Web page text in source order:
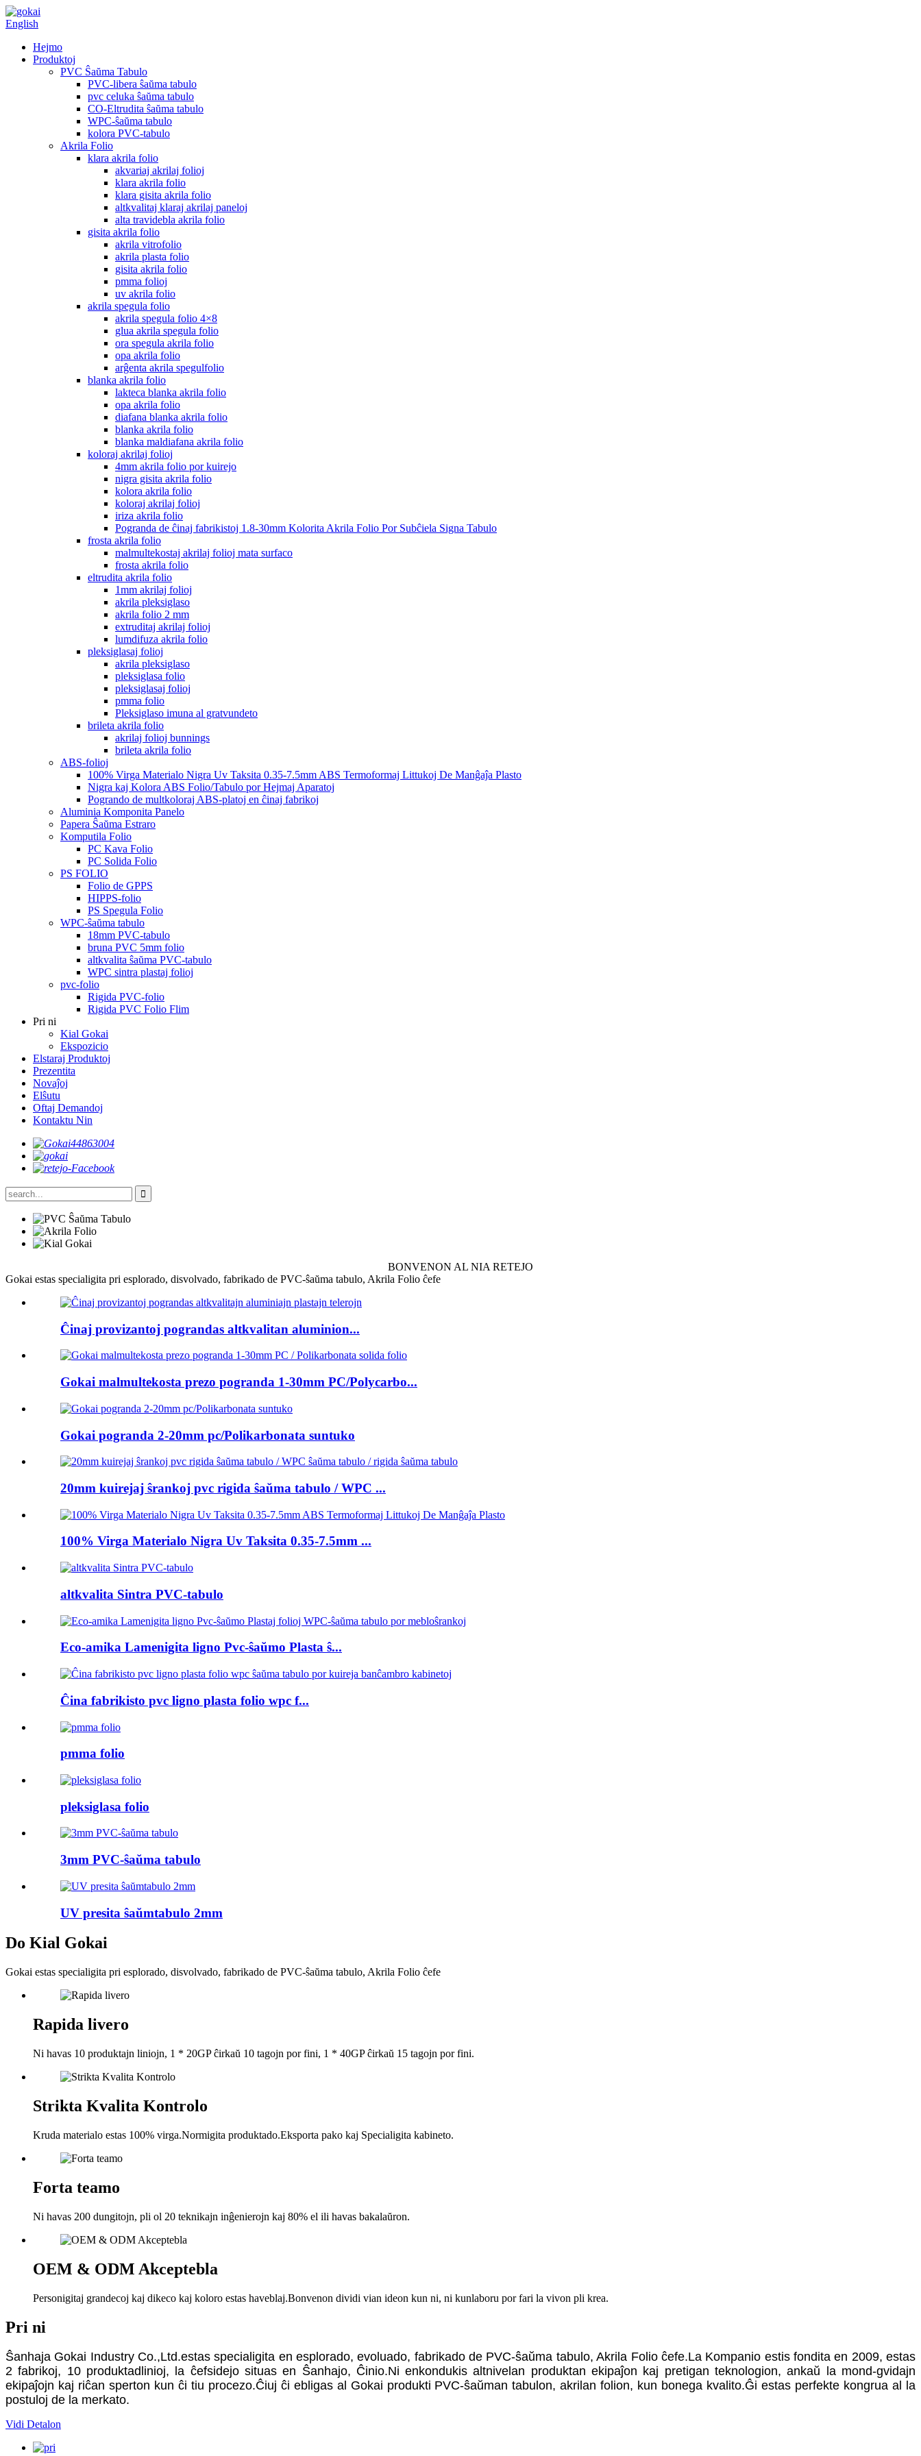
English
Hejmo
Produktoj
PVC Ŝaŭma Tabulo
PVC-libera ŝaŭma tabulo
pvc celuka ŝaŭma tabulo
CO-Eltrudita ŝaŭma tabulo
WPC-ŝaŭma tabulo
kolora PVC-tabulo
Akrila Folio
klara akrila folio
akvariaj akrilaj folioj
klara akrila folio
klara gisita akrila folio
altkvalitaj klaraj akrilaj paneloj
alta travidebla akrila folio
gisita akrila folio
akrila vitrofolio
akrila plasta folio
gisita akrila folio
pmma folioj
uv akrila folio
akrila spegula folio
akrila spegula folio 4×8
glua akrila spegula folio
ora spegula akrila folio
opa akrila folio
arĝenta akrila spegulfolio
blanka akrila folio
lakteca blanka akrila folio
opa akrila folio
diafana blanka akrila folio
blanka akrila folio
blanka maldiafana akrila folio
koloraj akrilaj folioj
4mm akrila folio por kuirejo
nigra gisita akrila folio
kolora akrila folio
koloraj akrilaj folioj
iriza akrila folio
Pogranda de ĉinaj fabrikistoj 1.8-30mm Kolorita Akrila Folio Por Subĉiela Signa Tabulo
frosta akrila folio
malmultekostaj akrilaj folioj mata surfaco
frosta akrila folio
eltrudita akrila folio
1mm akrilaj folioj
akrila pleksiglaso
akrila folio 2 mm
extruditaj akrilaj folioj
lumdifuza akrila folio
pleksiglasaj folioj
akrila pleksiglaso
pleksiglasa folio
pleksiglasaj folioj
pmma folio
Pleksiglaso imuna al gratvundeto
brileta akrila folio
akrilaj folioj bunnings
brileta akrila folio
ABS-folioj
100% Virga Materialo Nigra Uv Taksita 0.35-7.5mm ABS Termoformaj Littukoj De Manĝaĵa Plasto
Nigra kaj Kolora ABS Folio/Tabulo por Hejmaj Aparatoj
Pogrando de multkoloraj ABS-platoj en ĉinaj fabrikoj
Aluminia Komponita Panelo
Papera Ŝaŭma Estraro
Komputila Folio
PC Kava Folio
PC Solida Folio
PS FOLIO
Folio de GPPS
HIPPS-folio
PS Spegula Folio
WPC-ŝaŭma tabulo
18mm PVC-tabulo
bruna PVC 5mm folio
altkvalita ŝaŭma PVC-tabulo
WPC sintra plastaj folioj
pvc-folio
Rigida PVC-folio
Rigida PVC Folio Flim
Pri ni
Kial Gokai
Ekspozicio
Elstaraj Produktoj
Prezentita
Novaĵoj
Elŝutu
Oftaj Demandoj
Kontaktu Nin
BONVENON AL NIA RETEJO
Gokai estas specialigita pri esplorado, disvolvado, fabrikado de PVC-ŝaŭma tabulo, Akrila Folio ĉefe
Ĉinaj provizantoj pograndas altkvalitan aluminion...
Gokai malmultekosta prezo pogranda 1-30mm PC/Polycarbo...
Gokai pogranda 2-20mm pc/Polikarbonata suntuko
20mm kuirejaj ŝrankoj pvc rigida ŝaŭma tabulo / WPC ...
100% Virga Materialo Nigra Uv Taksita 0.35-7.5mm ...
altkvalita Sintra PVC-tabulo
Eco-amika Lamenigita ligno Pvc-ŝaŭmo Plasta ŝ...
Ĉina fabrikisto pvc ligno plasta folio wpc f...
pmma folio
pleksiglasa folio
3mm PVC-ŝaŭma tabulo
UV presita ŝaŭmtabulo 2mm
Do Kial Gokai
Gokai estas specialigita pri esplorado, disvolvado, fabrikado de PVC-ŝaŭma tabulo, Akrila Folio ĉefe
Rapida livero
Ni havas 10 produktajn liniojn, 1 * 20GP ĉirkaŭ 10 tagojn por fini, 1 * 40GP ĉirkaŭ 15 tagojn por fini.
Strikta Kvalita Kontrolo
Kruda materialo estas 100% virga.Normigita produktado.Eksporta pako kaj Specialigita kabineto.
Forta teamo
Ni havas 200 dungitojn, pli ol 20 teknikajn inĝenierojn kaj 80% el ili havas bakalaŭron.
OEM & ODM Akceptebla
Personigitaj grandecoj kaj dikeco kaj koloro estas haveblaj.Bonvenon dividi vian ideon kun ni, ni kunlaboru por fari la vivon pli krea.
Pri ni
Ŝanhaja Gokai Industry Co.,Ltd.estas specialigita en esplorado, evoluado, fabrikado de PVC-ŝaŭma tabulo, Akrila Folio ĉefe.La Kompanio estis fondita en 2009, estas
2 fabrikoj, 10 produktadlinioj, la ĉefsidejo situas en Ŝanhajo, Ĉinio.Ni enkondukis altnivelan produktan ekipaĵon kaj pretigan teknologion, ankaŭ la mond-gvidajn
ekipaĵojn kaj riĉan sperton kun ĉi tiu procezo.Ĉiuj ĉi ebligas al Gokai produkti PVC-ŝaŭman tabulon, akrilan folion, kun bonega kvalito.Ĝi estas perfekte kongrua al la
postuloj de la merkato.
Vidi Detalon